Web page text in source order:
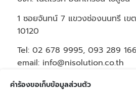
1 ซอยจันทน์ 7 แขวงช่องนนทรี เข
10120
Tel: 02 678 9995, 093 289
email: info@nisolution.co.th
Office Hours | Mon-Fri: 9:00-
คำร้องขอเก็บข้อมูลส่วนตัว